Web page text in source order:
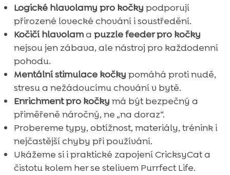
Logické hlavolamy pro kočky podporují
přirozené lovecké chování i soustředění.
Kočičí hlavolama puzzle feeder pro kočky
nejsou jen zábava, ale nástroj pro každodenní
pohodu.
Mentální stimulace kočky pomáhá proti nudě,
stresu a nežádoucímu chování v bytě.
Enrichment pro kočky má být bezpečný a
přiměřeně náročný, ne „na doraz“.
Probereme typy, obtížnost, materiály, trénink i
nejčastější chyby při používání.
Ukážeme si i praktické zapojení CricksyCat a
čistotu kolem her se stelivem Purrfect Life.